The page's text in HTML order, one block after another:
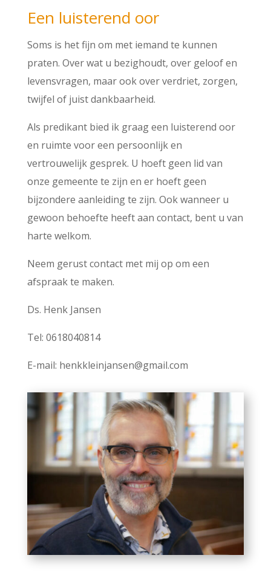
Een luisterend oor
Soms is het fijn om met iemand te kunnen
praten. Over wat u bezighoudt, over geloof en
levensvragen, maar ook over verdriet, zorgen,
twijfel of juist dankbaarheid.
Als predikant bied ik graag een luisterend oor
en ruimte voor een persoonlijk en
vertrouwelijk gesprek. U hoeft geen lid van
onze gemeente te zijn en er hoeft geen
bijzondere aanleiding te zijn. Ook wanneer u
gewoon behoefte heeft aan contact, bent u van
harte welkom.
Neem gerust contact met mij op om een
afspraak te maken.
Ds. Henk Jansen
Tel: 0618040814
E-mail: henkkleinjansen@gmail.com